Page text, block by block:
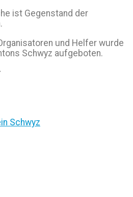
ist Gegenstand der
und Helfer wurde
Schwyz aufgeboten.
Schwyz